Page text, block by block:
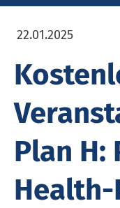
22.01.2025
Plan H: